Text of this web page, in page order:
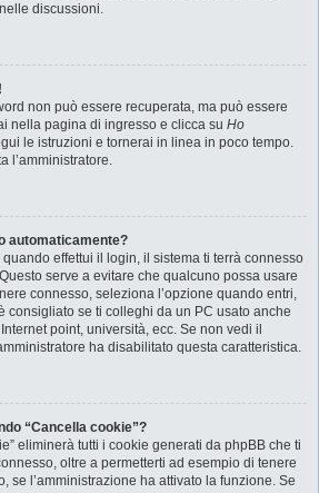
discussioni.
non può essere recuperata, ma può essere
nella pagina di ingresso e clicca su Ho
le istruzioni e tornerai in linea in poco tempo.
l’amministratore.
automaticamente?
quando effettui il login, il sistema ti terrà connesso
serve a evitare che qualcuno possa usare
connesso, seleziona l’opzione quando entri,
consigliato se ti colleghi da un PC usato anche
point, università, ecc. Se non vedi il
ha disabilitato questa caratteristica.
“Cancella cookie”?
eliminerà tutti i cookie generati da phpBB che ti
oltre a permetterti ad esempio di tenere
se l’amministrazione ha attivato la funzione. Se